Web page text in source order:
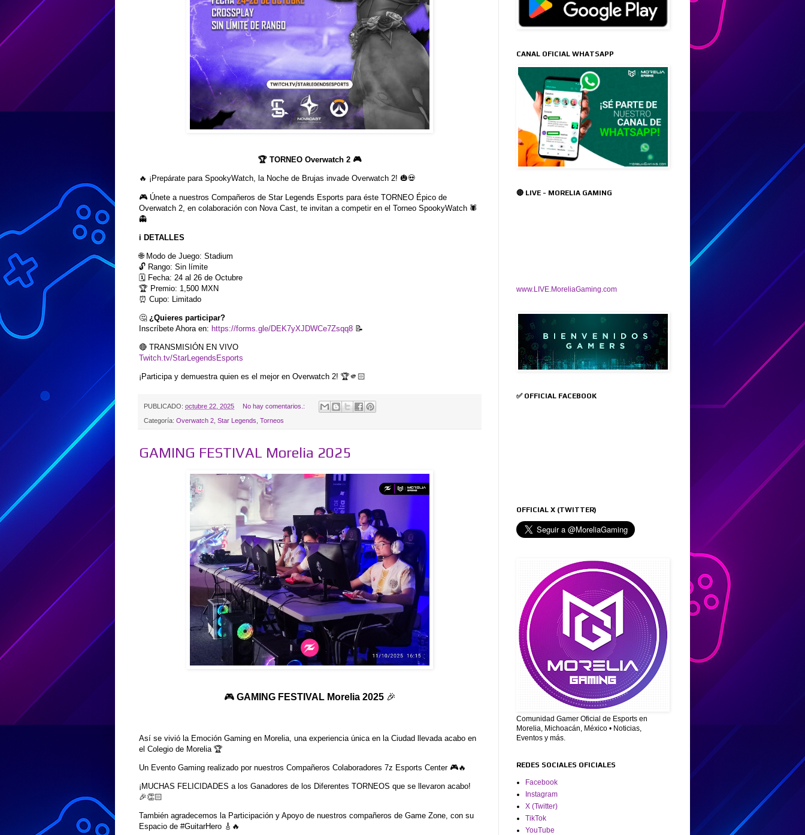
🏆 TORNEO Overwatch 2 🎮
🔥 ¡Prepárate para SpookyWatch, la Noche de Brujas invade Overwatch 2! 🎃💀
🎮 Únete a nuestros Compañeros de Star Legends Esports para éste TORNEO Épico de
Overwatch 2, en colaboración con Nova Cast, te invitan a competir en el Torneo SpookyWatch 🕷️
👻
ℹ️ DETALLES
🌐 Modo de Juego: Stadium
🔓 Rango: Sin límite
🗓️ Fecha: 24 al 26 de Octubre
🏆 Premio: 1,500 MXN
⏰ Cupo: Limitado
🤔¿Quieres participar?
Inscríbete Ahora en: https://forms.gle/DEK7yXJDWCe7Zsqq8 📝
🔴 TRANSMISIÓN EN VIVO
Twitch.tv/StarLegendsEsports
¡Participa y demuestra quien es el mejor en Overwatch 2! 🏆🫵🏻
PUBLICADO: octubre 22, 2025 No hay comentarios.:
Categoría: Overwatch 2 Star Legends Torneos
GAMING FESTIVAL Morelia 2025
🎮 GAMING FESTIVAL Morelia 2025🎉
Así se vivió la Emoción Gaming en Morelia, una experiencia única en la Ciudad llevada acabo en
el Colegio de Morelia 🏆
Un Evento Gaming realizado por nuestros Compañeros Colaboradores 7z Esports Center 🎮🔥
¡MUCHAS FELICIDADES a los Ganadores de los Diferentes TORNEOS que se llevaron acabo!
🎉👏🏻
También agradecemos la Participación y Apoyo de nuestros compañeros de Game Zone, con su
Espacio de #GuitarHero 🎸🔥
CANAL OFICIAL WHATSAPP
🔴 LIVE - MORELIA GAMING
www.LIVE.MoreliaGaming.com
✅ OFFICIAL FACEBOOK
OFFICIAL X (TWITTER)
Comunidad Gamer Oficial de Esports en
Morelia, Michoacán, México • Noticias,
Eventos y más.
REDES SOCIALES OFICIALES
Facebook
Instagram
X (Twitter)
TikTok
YouTube